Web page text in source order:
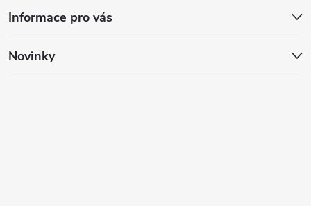
Informace pro vás
Novinky